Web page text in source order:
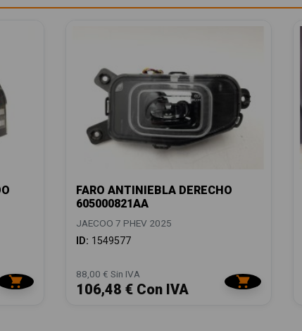
FARO ANTINIEBLA DERECHO
605000821AA
JAECOO 7 PHEV 2025
ID: 1549577
88,00 € Sin IVA
106,48 € Con IVA